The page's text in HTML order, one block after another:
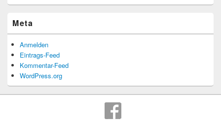
Meta
Anmelden
Eintrags-Feed
Kommentar-Feed
WordPress.org